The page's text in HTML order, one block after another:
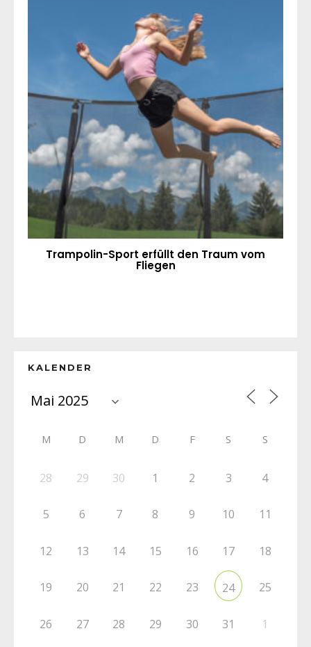
Trampolin-Sport erfüllt den Traum vom
Fliegen
KALENDER
M D M D F S S
28 29 30 1 2 3 4
5 6 7 8 9 10 11
12 13 14 15 16 17 18
19 20 21 22 23 24 25
26 27 28 29 30 31 1